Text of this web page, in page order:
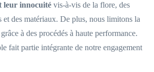
leur innocuité vis-à-vis de la flore, des
et des matériaux. De plus, nous limitons la
à des procédés à haute performance.
fait partie intégrante de notre engagement